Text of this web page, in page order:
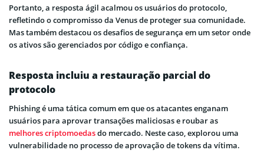
Portanto, a resposta ágil acalmou os usuários do protocolo,
refletindo o compromisso da Venus de proteger sua comunidade.
Mas também destacou os desafios de segurança em um setor onde
os ativos são gerenciados por código e confiança.
Resposta incluiu a restauração parcial do
protocolo
Phishing é uma tática comum em que os atacantes enganam
usuários para aprovar transações maliciosas e roubar as
melhores criptomoedasdo mercado. Neste caso, explorou uma
vulnerabilidade no processo de aprovação de tokens da vítima.